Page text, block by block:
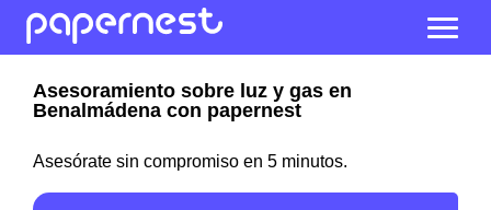
Asesoramiento sobre luz y gas en
Benalmádena con papernest
Asesórate sin compromiso en 5 minutos.